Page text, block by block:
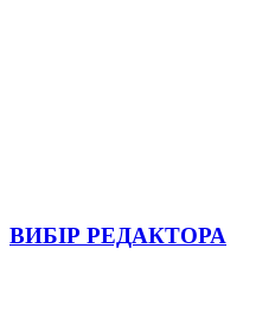
ВИБІР РЕДАКТОРА